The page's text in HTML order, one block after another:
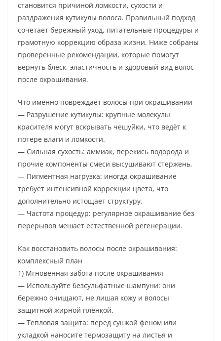
становится причиной ломкости, сухости и
раздражения кутикулы волоса. Правильный подход
сочетает бережный уход, питательные процедуры и
грамотную коррекцию образа жизни. Ниже собраны
проверенные рекомендации, которые помогут
вернуть блеск, эластичность и здоровый вид волос
после окрашивания.
Что именно повреждает волосы при окрашивании
— Разрушение кутикулы: крупные молекулы
красителя могут вскрывать чешуйки, что ведёт к
потере влаги и ломкости.
— Сильная сухость: аммиак, перекись водорода и
прочие компоненты смеси высушивают стержень.
— Пигментная нагрузка: иногда окрашивание
требует интенсивной коррекции цвета, что
дополнительно истощает структуру.
— Частота процедур: регулярное окрашивание без
перерывов мешает естественной регенерации.
Как восстановить волосы после окрашивания:
комплексный план
1) Мгновенная забота после окрашивания
— Используйте безсульфатные шампуни: они
бережно очищают, не лишая кожу и волосы
защитной жирной плёнкой.
— Тепловая защита: перед сушкой феном или
укладкой наносите термозащиту на листья и